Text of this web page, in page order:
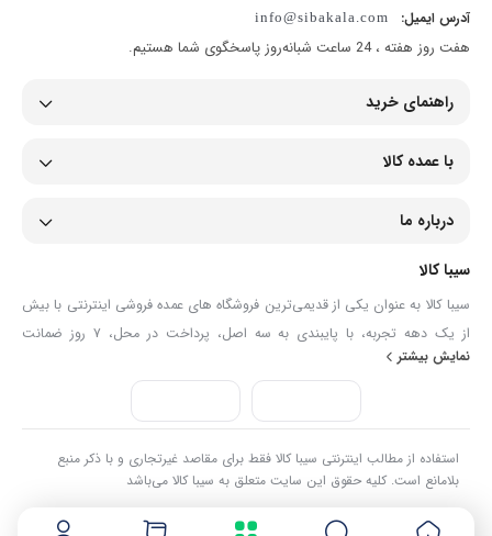
آدرس ایمیل: info@sibakala.com
هفت روز هفته ، 24 ساعت شبانه‌روز پاسخگوی شما هستیم.
راهنمای خرید
با عمده کالا
درباره ما
سیبا کالا
سیبا کالا به عنوان یکی از قدیمی‌ترین فروشگاه های عمده فروشی اینترنتی با بیش
از یک دهه تجربه، با پایبندی به سه اصل، پرداخت در محل، ۷ روز ضمانت
بازگشت کالا و تضمین اصل‌بودن کالا موفق شده تا همگام با فروشگاه‌های معتبر
جهان، به بزرگ‌ترین فروشگاه اینترنتی ایران تبدیل شود. به محض ورود به سایت
سیبا کالا با دنیایی از کالا رو به رو می‌شوید! هر آنچه که نیاز دارید و به ذهن شما
خطور می‌کند در اینجا پیدا خواهید کرد.
نمایش بیشتر
استفاده از مطالب اینترنتی سیبا کالا فقط برای مقاصد غیرتجاری و با ذکر منبع
بلامانع است. کلیه حقوق این سایت متعلق به سیبا کالا می‌باشد